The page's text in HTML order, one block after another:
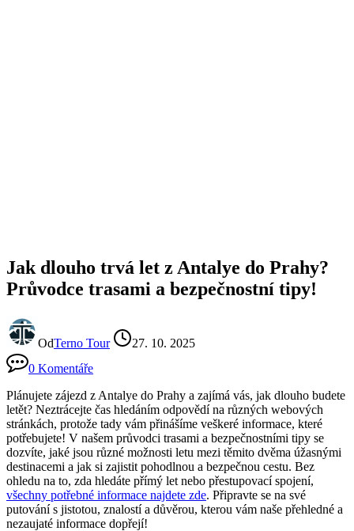
Jak dlouho trvá let z Antalye do Prahy?
Průvodce trasami a bezpečnostní tipy!
OdTerno Tour
27. 10. 2025
0 Komentáře
Plánujete zájezd z Antalye do Prahy a zajímá vás, jak dlouho budete
letět? Neztrácejte čas hledáním odpovědí na různých webových
stránkách, protože tady vám přinášíme veškeré informace, které
potřebujete! V našem průvodci trasami a bezpečnostními tipy se
dozvíte, jaké jsou různé možnosti letu mezi těmito dvěma úžasnými
destinacemi a jak si zajistit pohodlnou a bezpečnou cestu. Bez
ohledu na to, zda hledáte přímý let nebo přestupovací spojení,
všechny potřebné informace najdete zde. Připravte se na své
putování s jistotou, znalostí a důvěrou, kterou vám naše přehledné a
nezaujaté informace dopřejí!